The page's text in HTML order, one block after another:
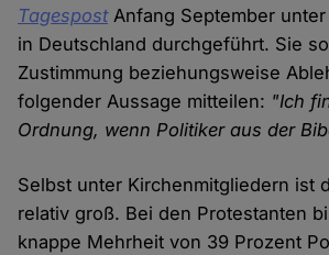
TagespostAnfang September unter
in Deutschland durchgeführt. Sie
Zustimmung beziehungsweise
folgender Aussage mitteilen: "Ich
Ordnung, wenn Politiker aus der
Selbst unter Kirchenmitgliedern ist
relativ groß. Bei den Protestanten
knappe Mehrheit von 39 Prozent